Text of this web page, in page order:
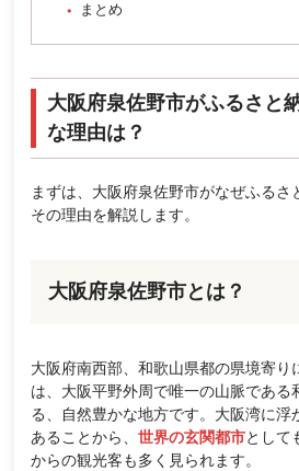
まとめ
大阪府泉佐野市がふるさと
な理由は？
まずは、大阪府泉佐野市がなぜふるさ
その理由を解説します。
大阪府泉佐野市とは？
大阪府南西部、和歌山県都の県境寄り
は、大阪平野外周で唯一の山脈である
る、自然豊かな地方です。大阪湾に浮
あることから、世界の玄関都市として
からの観光客も多く見られます。